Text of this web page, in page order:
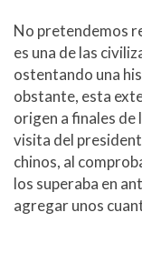
No pretendemos
es una de las
ostentando una
obstante, esta
origen a finales de
visita del
chinos, al
los superaba en
agregar unos